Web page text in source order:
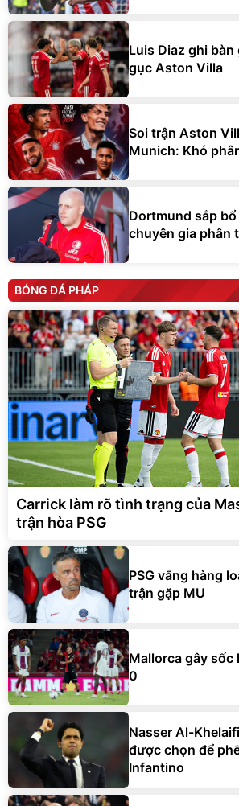
Luis Diaz ghi
gục Aston Villa
Soi trận Aston
Munich: Khó
Dortmund sắp
chuyên gia phân
BÓNG ĐÁ PHÁP
Carrick làm rõ tình trạng của
trận hòa PSG
PSG vắng hàng
trận gặp MU
Mallorca gây sốc
0
Nasser Al-
được chọn để
Infantino